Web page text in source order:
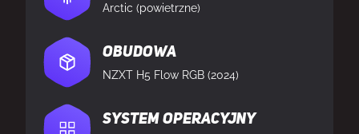
Arctic (powietrzne)
Obudowa
NZXT H5 Flow RGB (2024)
System operacyjny